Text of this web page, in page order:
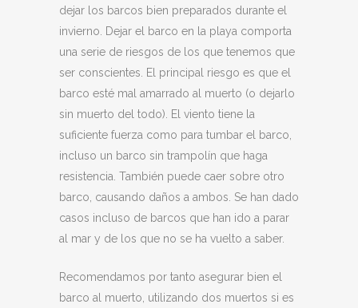
dejar los barcos bien preparados durante el
invierno. Dejar el barco en la playa comporta
una serie de riesgos de los que tenemos que
ser conscientes. El principal riesgo es que el
barco esté mal amarrado al muerto (o dejarlo
sin muerto del todo). El viento tiene la
suficiente fuerza como para tumbar el barco,
incluso un barco sin trampolín que haga
resistencia. También puede caer sobre otro
barco, causando daños a ambos. Se han dado
casos incluso de barcos que han ido a parar
al mar y de los que no se ha vuelto a saber.
Recomendamos por tanto asegurar bien el
barco al muerto, utilizando dos muertos si es